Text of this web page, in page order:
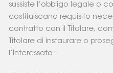
sussiste l’obbligo legale o
costituiscano requisito
contratto con il Titolare,
Titolare di instaurare o
l’Interessato.